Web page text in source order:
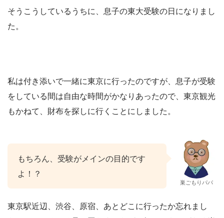
そうこうしているうちに、息子の東大受験の日になりまし
た。
私は付き添いで一緒に東京に行ったのですが、息子が受験
をしている間は自由な時間がかなりあったので、東京観光
もかねて、財布を探しに行くことにしました。
もちろん、受験がメインの目的です
よ！？
巣ごもりパパ
東京駅近辺、渋谷、原宿、あとどこに行ったか忘れまし